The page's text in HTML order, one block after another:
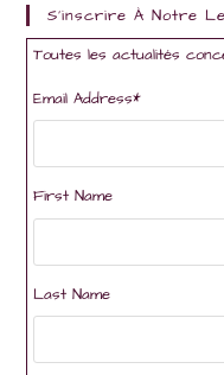
S'inscrire À Notre
Toutes les actualités
Email Address*
First Name
Last Name